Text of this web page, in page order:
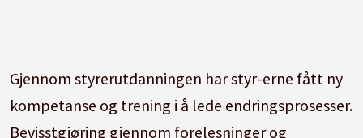
Gjennom styrerutdanningen har styr-erne fått ny
kompetanse og trening i å lede endringsprosesser.
Bevisstgjøring gjennom forelesninger og